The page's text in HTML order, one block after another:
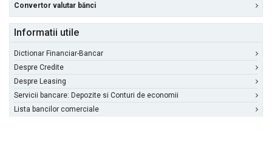
Convertor valutar bănci
Informatii utile
Dictionar Financiar-Bancar
Despre Credite
Despre Leasing
Servicii bancare: Depozite si Conturi de economii
Lista bancilor comerciale